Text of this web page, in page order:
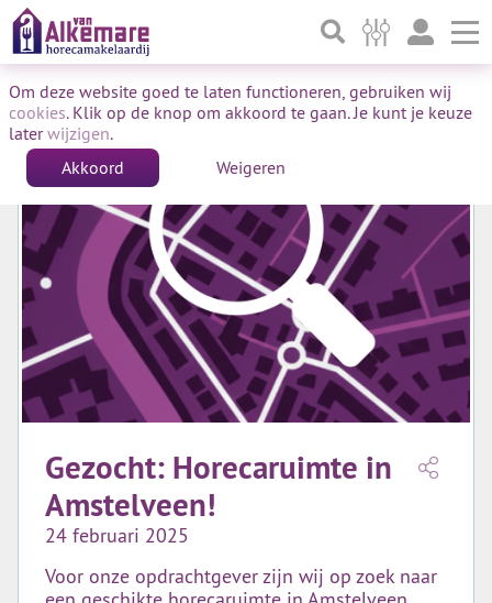
Gezocht: Horecaruimte in
Amstelveen!
24 februari 2025
Voor onze opdrachtgever zijn wij op zoek naar
Om deze website goed te laten functioneren, gebruiken wij
cookies. Klik op de knop om akkoord te gaan. Je kunt je keuze
laterwijzigen.
Akkoord
Weigeren